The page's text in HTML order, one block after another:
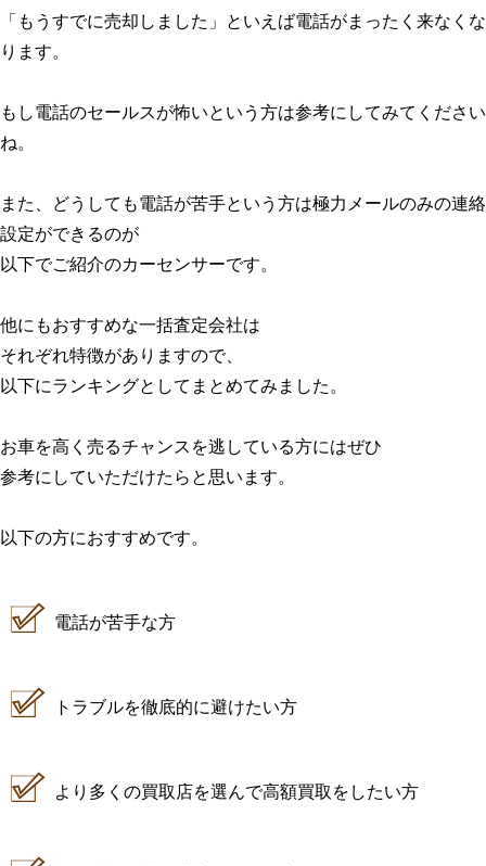
「もうすでに売却しました」といえば電話がまったく来なくな
ります。
もし電話のセールスが怖いという方は参考にしてみてください
ね。
また、どうしても電話が苦手という方は極力メールのみの連絡
設定ができるのが
以下でご紹介のカーセンサーです。
他にもおすすめな一括査定会社は
それぞれ特徴がありますので、
以下にランキングとしてまとめてみました。
お車を高く売るチャンスを逃している方にはぜひ
参考にしていただけたらと思います。
以下の方におすすめです。
電話が苦手な方
トラブルを徹底的に避けたい方
より多くの買取店を選んで高額買取をしたい方